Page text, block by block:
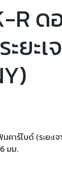
R
ยะ
าร์ไบด์ (ระยะเ
มม.